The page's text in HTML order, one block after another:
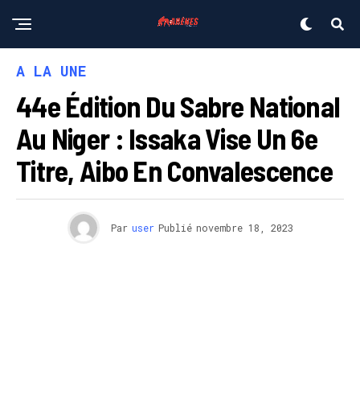
A LA UNE
44e Édition Du Sabre National
Au Niger : Issaka Vise Un 6e
Titre, Aibo En Convalescence
Par user Publié novembre 18, 2023